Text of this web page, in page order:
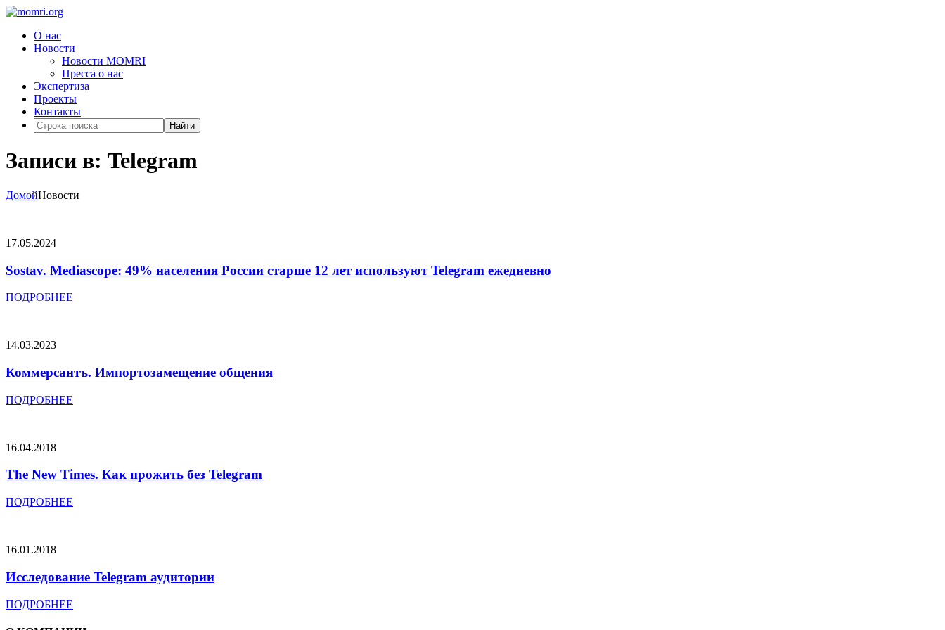
О нас
Новости
Новости MOMRI
Пресса о нас
Экспертиза
Проекты
Контакты
Найти
Записи в: Telegram
ДомойНовости
17.05.2024
Sostav. Mediascope: 49% населения России старше 12 лет используют Telegram ежедневно
ПОДРОБНЕЕ
14.03.2023
Коммерсантъ. Импортозамещение общения
ПОДРОБНЕЕ
16.04.2018
The New Times. Как прожить без Telegram
ПОДРОБНЕЕ
16.01.2018
Исследование Telegram аудитории
ПОДРОБНЕЕ